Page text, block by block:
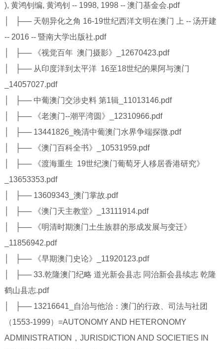
), 黄鸿钊编, 黄鸿钊 -- 1998, 1998 -- 澳门基金会.pdf
│ ├── 天朝异化之角 16-19世纪西洋文明在澳门 上 -- 汤开建
-- 2016 -- 暨南大学出版社.pdf
│ ├── 《视觉百年 澳门摄影》_12670423.pdf
│ ├── 从印度洋到太平洋 16至18世纪的果阿与澳门
_14057027.pdf
│ ├── 中葡澳门交涉史料 第1辑_11013146.pdf
│ ├── 《老澳门--潮平湾圆》_12310966.pdf
│ ├── 13441826_晚清中葡澳门水界争端探微.pdf
│ ├── 《澳门百科全书》_10531959.pdf
│ ├── 《渡海重生 19世纪澳门葡萄牙人移居香港研究》
_13653353.pdf
│ ├── 13609343_澳门掌故.pdf
│ ├── 《澳门天主教堂》_13111914.pdf
│ ├── 《明清时期澳门土生族群的形成发展与变迁》
_11856942.pdf
│ ├── 《早期澳门史论》_11920123.pdf
│ ├── 33.乾隆澳门纪略 道光新会县志 同治新会县续志 乾隆
鹤山县志.pdf
│ ├── 13216641_自治与他治：澳门的行政、司法与社团
（1553-1999）=AUTONOMY AND HETERONOMY
ADMINISTRATION，JURISDICTION AND SOCIETIES IN